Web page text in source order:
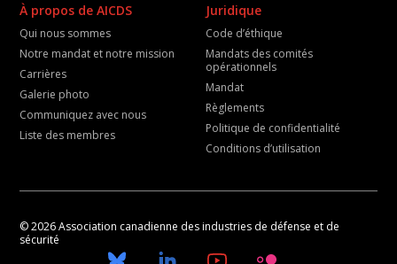
À propos de AICDS
Qui nous sommes
Notre mandat et notre mission
Carrières
Galerie photo
Communiquez avec nous
Liste des membres
Juridique
Code d’éthique
Mandats des comités
opérationnels
Mandat
Règlements
Politique de confidentialité
Conditions d’utilisation
© 2026 Association canadienne des industries de défense et de
sécurité